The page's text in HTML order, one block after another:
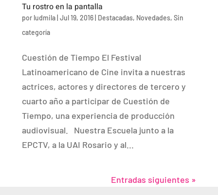
Tu rostro en la pantalla
por ludmila| Jul 19, 2016| Destacadas, Novedades, Sin
categoría
Cuestión de Tiempo El Festival
Latinoamericano de Cine invita a nuestras
actrices, actores y directores de tercero y
cuarto año a participar de Cuestión de
Tiempo, una experiencia de producción
audiovisual. Nuestra Escuela junto a la
EPCTV, a la UAI Rosario y al...
Entradas siguientes »